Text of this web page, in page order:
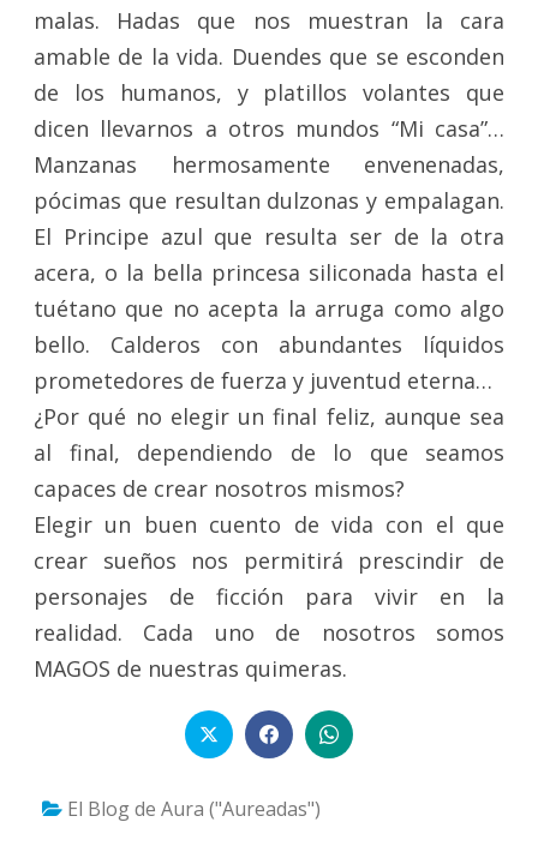
malas. Hadas que nos muestran la cara
amable de la vida. Duendes que se esconden
de los humanos, y platillos volantes que
dicen llevarnos a otros mundos “Mi casa”…
Manzanas hermosamente envenenadas,
pócimas que resultan dulzonas y empalagan.
El Principe azul que resulta ser de la otra
acera, o la bella princesa siliconada hasta el
tuétano que no acepta la arruga como algo
bello. Calderos con abundantes líquidos
prometedores de fuerza y juventud eterna…
¿Por qué no elegir un final feliz, aunque sea
al final, dependiendo de lo que seamos
capaces de crear nosotros mismos?
Elegir un buen cuento de vida con el que
crear sueños nos permitirá prescindir de
personajes de ficción para vivir en la
realidad. Cada uno de nosotros somos
MAGOS de nuestras quimeras.
El Blog de Aura ("Aureadas")